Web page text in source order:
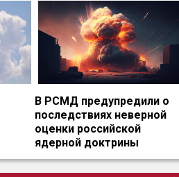
В РСМД предупредили о
последствиях неверной
оценки российской
ядерной доктрины